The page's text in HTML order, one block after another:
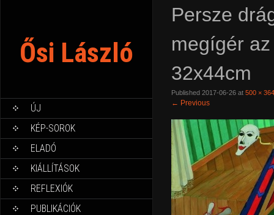
Ősi László
ÚJ
KÉP-SOROK
ELADÓ
KIÁLLÍTÁSOK
REFLEXIÓK
PUBLIKÁCIÓK
Persze
megígér
32x44cm
Published 2017-06-26 at 500 × 364
← Previous